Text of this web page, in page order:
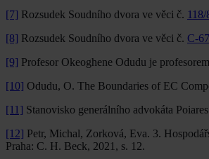
[7] Rozsudek Soudního dvora ve věci č. 118/
[8] Rozsudek Soudního dvora ve věci č. C-
[9] Profesor Okeoghene Odudu je
[10] Odudu, O. The Boundaries of EC
[11] Stanovisko generálního advokáta
[12] Petr, Michal, Zorková, Eva. 3.
Praha: C. H. Beck, 2021, s. 12.